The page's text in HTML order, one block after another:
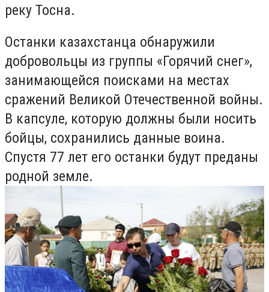
реку Тосна.
Останки казахстанца обнаружили
добровольцы из группы «Горячий снег»,
занимающейся поисками на местах
сражений Великой Отечественной войны.
В капсуле, которую должны были носить
бойцы, сохранились данные воина.
Спустя 77 лет его останки будут преданы
родной земле.